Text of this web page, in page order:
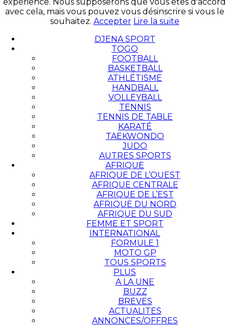
avec cela, mais vous pouvez vous désinscrire si vous le
souhaitez. Accepter Lire la suite
DJENA SPORT
TOGO
FOOTBALL
BASKETBALL
ATHLÉTISME
HANDBALL
VOLLEYBALL
TENNIS
TENNIS DE TABLE
KARATÉ
TAEKWONDO
JUDO
AUTRES SPORTS
AFRIQUE
AFRIQUE DE L’OUEST
AFRIQUE CENTRALE
AFRIQUE DE L’EST
AFRIQUE DU NORD
AFRIQUE DU SUD
FEMME ET SPORT
INTERNATIONAL
FORMULE 1
MOTO GP
TOUS SPORTS
PLUS
A LA UNE
BUZZ
BREVES
ACTUALITES
ANNONCES/OFFRES